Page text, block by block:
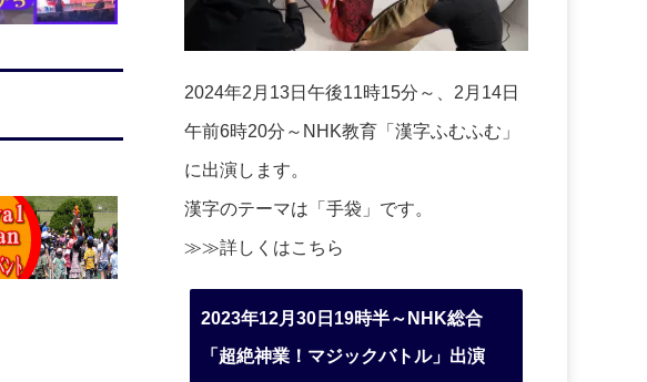
2024年2月13日午後11時15分～、2月14日
午前6時20分～NHK教育「漢字ふむふむ」
に出演します。
漢字のテーマは「手袋」です。
≫≫詳しくはこちら
2023年12月30日19時半～NHK総合
「超絶神業！マジックバトル」出演